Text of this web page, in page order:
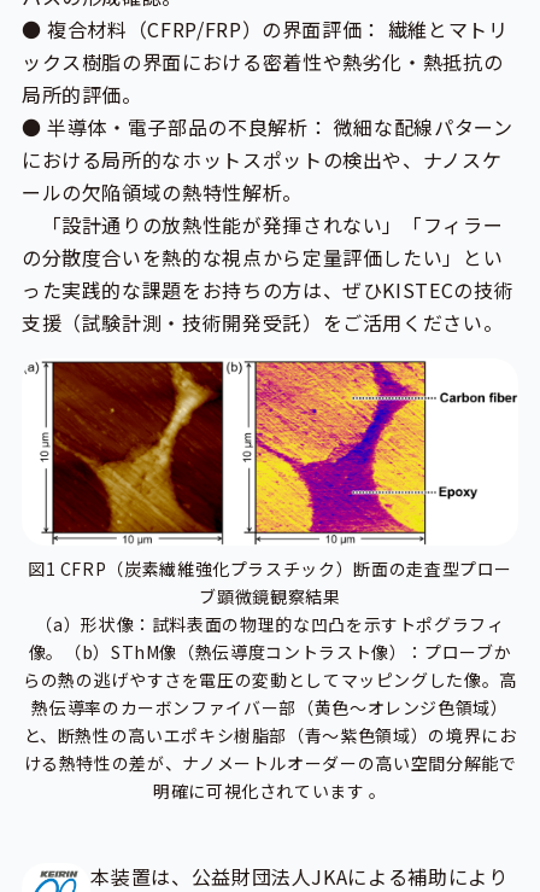
● 複合材料（CFRP/FRP）の界面評価： 繊維とマトリ
ックス樹脂の界面における密着性や熱劣化・熱抵抗の
局所的評価。
● 半導体・電子部品の不良解析： 微細な配線パターン
における局所的なホットスポットの検出や、ナノスケ
ールの欠陥領域の熱特性解析。
「設計通りの放熱性能が発揮されない」「フィラー
の分散度合いを熱的な視点から定量評価したい」とい
った実践的な課題をお持ちの方は、ぜひKISTECの技術
支援（試験計測・技術開発受託）をご活用ください。
図1 CFRP（炭素繊維強化プラスチック）断面の走査型プロー
ブ顕微鏡観察結果
（a）形状像：試料表面の物理的な凹凸を示すトポグラフィ
像。（b）SThM像（熱伝導度コントラスト像）：プローブか
らの熱の逃げやすさを電圧の変動としてマッピングした像。高
熱伝導率のカーボンファイバー部（黄色〜オレンジ色領域）
と、断熱性の高いエポキシ樹脂部（青〜紫色領域）の境界にお
ける熱特性の差が、ナノメートルオーダーの高い空間分解能で
明確に可視化されています 。
本装置は、公益財団法人JKAによる補助により